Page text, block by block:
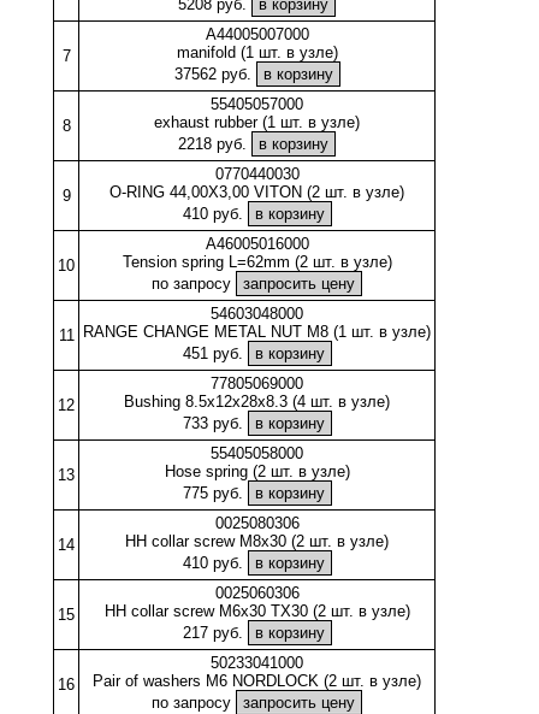
5208 руб.
7
A44005007000
manifold (1 шт. в узле)
37562 руб.
8
55405057000
exhaust rubber (1 шт. в узле)
2218 руб.
9
0770440030
O-RING 44,00X3,00 VITON (2 шт. в узле)
410 руб.
10
A46005016000
Tension spring L=62mm (2 шт. в узле)
по запросу
11
54603048000
RANGE CHANGE METAL NUT M8 (1 шт. в узле)
451 руб.
12
77805069000
Bushing 8.5x12x28x8.3 (4 шт. в узле)
733 руб.
13
55405058000
Hose spring (2 шт. в узле)
775 руб.
14
0025080306
HH collar screw M8x30 (2 шт. в узле)
410 руб.
15
0025060306
HH collar screw M6x30 TX30 (2 шт. в узле)
217 руб.
16
50233041000
Pair of washers M6 NORDLOCK (2 шт. в узле)
по запросу